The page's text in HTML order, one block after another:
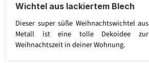
Wichtel aus lackiertem Blech
Dieser super süße Weihnachtswichtel aus
Metall ist eine tolle Dekoidee zur
Weihnachtszeit in deiner Wohnung.